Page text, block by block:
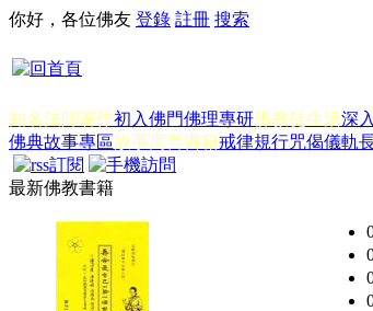
你好，各位佛友 登錄 註冊 搜索
知名法師著作初入佛門佛理專研佛教徒生活深
佛典故事專區故事寓言書籍戒律規行咒偈儀軌
最新佛教書籍